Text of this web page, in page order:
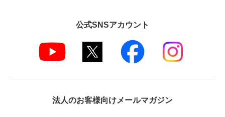
公式SNSアカウント
法人のお客様向けメールマガジン